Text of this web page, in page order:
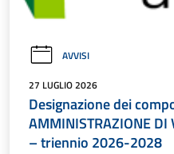
AVVISI
27 LUGLIO 2026
Designazione dei
AMMINISTRAZIONE DI
– triennio 2026-2028